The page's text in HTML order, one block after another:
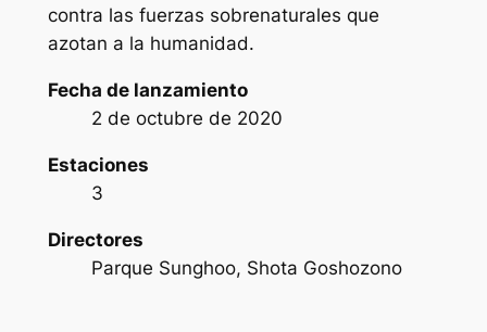
contra las fuerzas sobrenaturales que
azotan a la humanidad.
Fecha de lanzamiento
2 de octubre de 2020
Estaciones
3
Directores
Parque Sunghoo, Shota Goshozono